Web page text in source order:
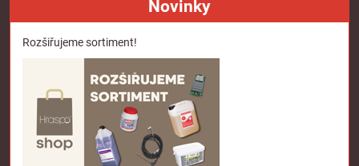
Novinky
Rozšiřujeme sortiment!